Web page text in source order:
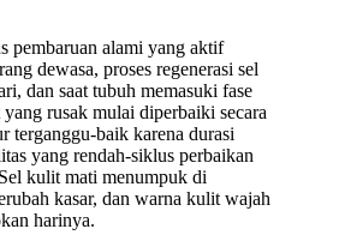
alami yang aktif
dewasa, proses regenerasi sel
dan saat tubuh memasuki fase
rusak mulai diperbaiki secara
terganggu-baik karena durasi
yang rendah-siklus perbaikan
kulit mati menumpuk di
kasar, dan warna kulit wajah
harinya.